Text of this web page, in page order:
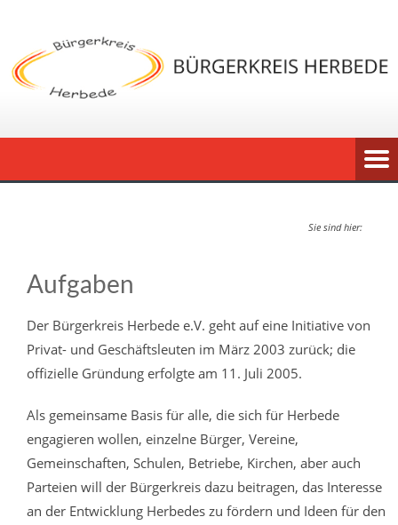
Sie sind hier:
Aufgaben
Der Bürgerkreis Herbede e.V. geht auf eine Initiative von
Privat- und Geschäftsleuten im März 2003 zurück; die
offizielle Gründung erfolgte am 11. Juli 2005.
Als gemeinsame Basis für alle, die sich für Herbede
engagieren wollen, einzelne Bürger, Vereine,
Gemeinschaften, Schulen, Betriebe, Kirchen, aber auch
Parteien will der Bürgerkreis dazu beitragen, das Interesse
an der Entwicklung Herbedes zu fördern und Ideen für den